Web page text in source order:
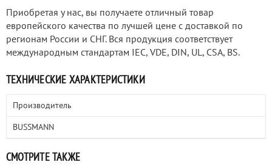
Приобретая у нас, вы получаете отличный товар
европейского качества по лучшей цене с доставкой по
регионам России и СНГ. Вся продукция соответствует
международным стандартам IEC, VDE, DIN, UL, CSA, BS.
ТЕХНИЧЕСКИЕ ХАРАКТЕРИСТИКИ
Производитель
BUSSMANN
СМОТРИТЕ ТАКЖЕ